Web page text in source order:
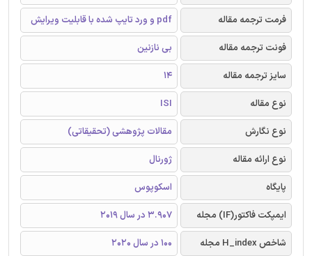
فرمت ترجمه مقاله
pdf و ورد تایپ شده با قابلیت ویرایش
فونت ترجمه مقاله
بی نازنین
سایز ترجمه مقاله
14
نوع مقاله
ISI
نوع نگارش
مقالات پژوهشی (تحقیقاتی)
نوع ارائه مقاله
ژورنال
پایگاه
اسکوپوس
ایمپکت فاکتور(IF) مجله
3.907 در سال 2019
شاخص H_index مجله
100 در سال 2020